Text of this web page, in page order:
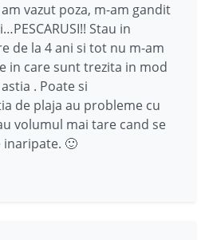
vazut poza, m-am gandit
Stau in
de la 4 ani si tot nu m-am
in care sunt trezita in mod
. Poate si
de plaja au probleme cu
volumul mai tare cand se
🙂